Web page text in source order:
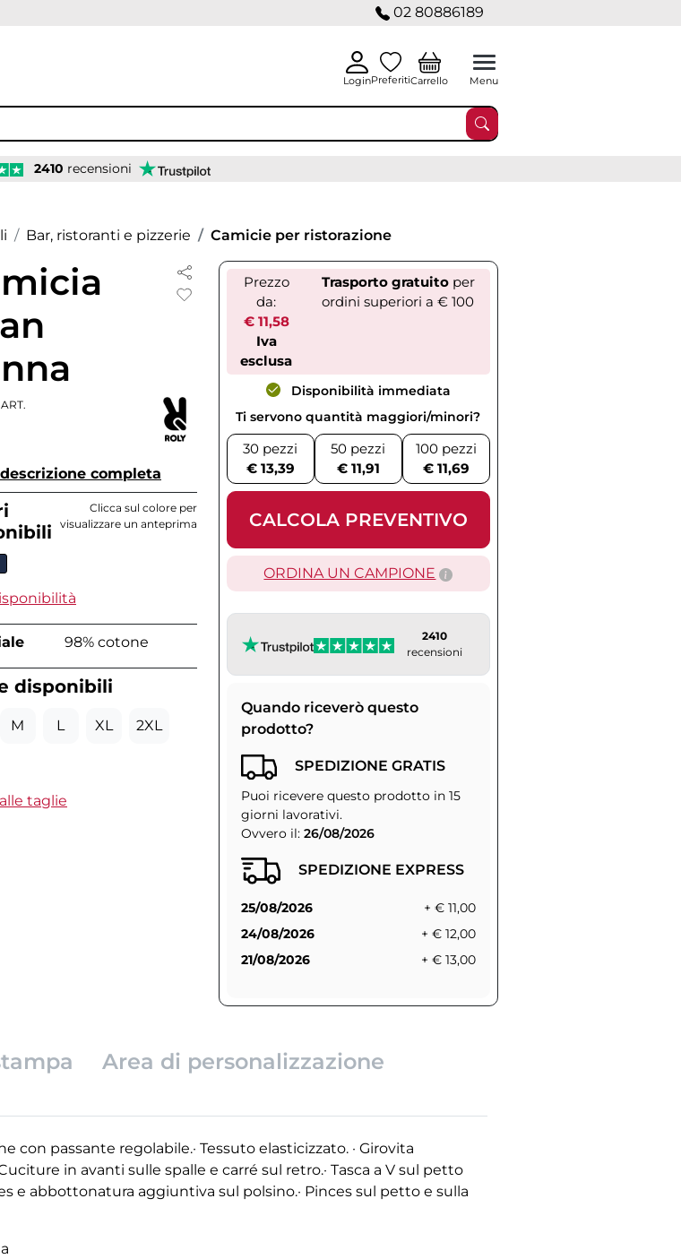
02 80886189
LoginPreferitiCarrello Menu
2410 recensioni
Bar, ristoranti e pizzerie Camicie per ristorazione
completa
Clicca sul colore per
visualizzare un anteprima
98% cotone
disponibili
M L XL 2XL
taglie
Prezzo
da:
€ 11,58
Iva
esclusa
Trasporto gratuitoper
ordini superiori a € 100
Disponibilità immediata
Ti servono quantità maggiori/minori?
30 pezzi
€ 13,39
50 pezzi
€ 11,91
100 pezzi
€ 11,69
CALCOLA PREVENTIVO
ORDINA UN CAMPIONE
2410
recensioni
Quando riceverò questo
prodotto?
SPEDIZIONE GRATIS
Puoi ricevere questo prodotto in 15
giorni lavorativi.
Ovvero il: 26/08/2026
SPEDIZIONE EXPRESS
25/08/2026
+ € 11,00
24/08/2026
+ € 12,00
21/08/2026
+ € 13,00
Area di personalizzazione
passante regolabile.· Tessuto elasticizzato. · Girovita
in avanti sulle spalle e carré sul retro.· Tasca a V sul petto
e abbottonatura aggiuntiva sul polsino.· Pinces sul petto e sulla